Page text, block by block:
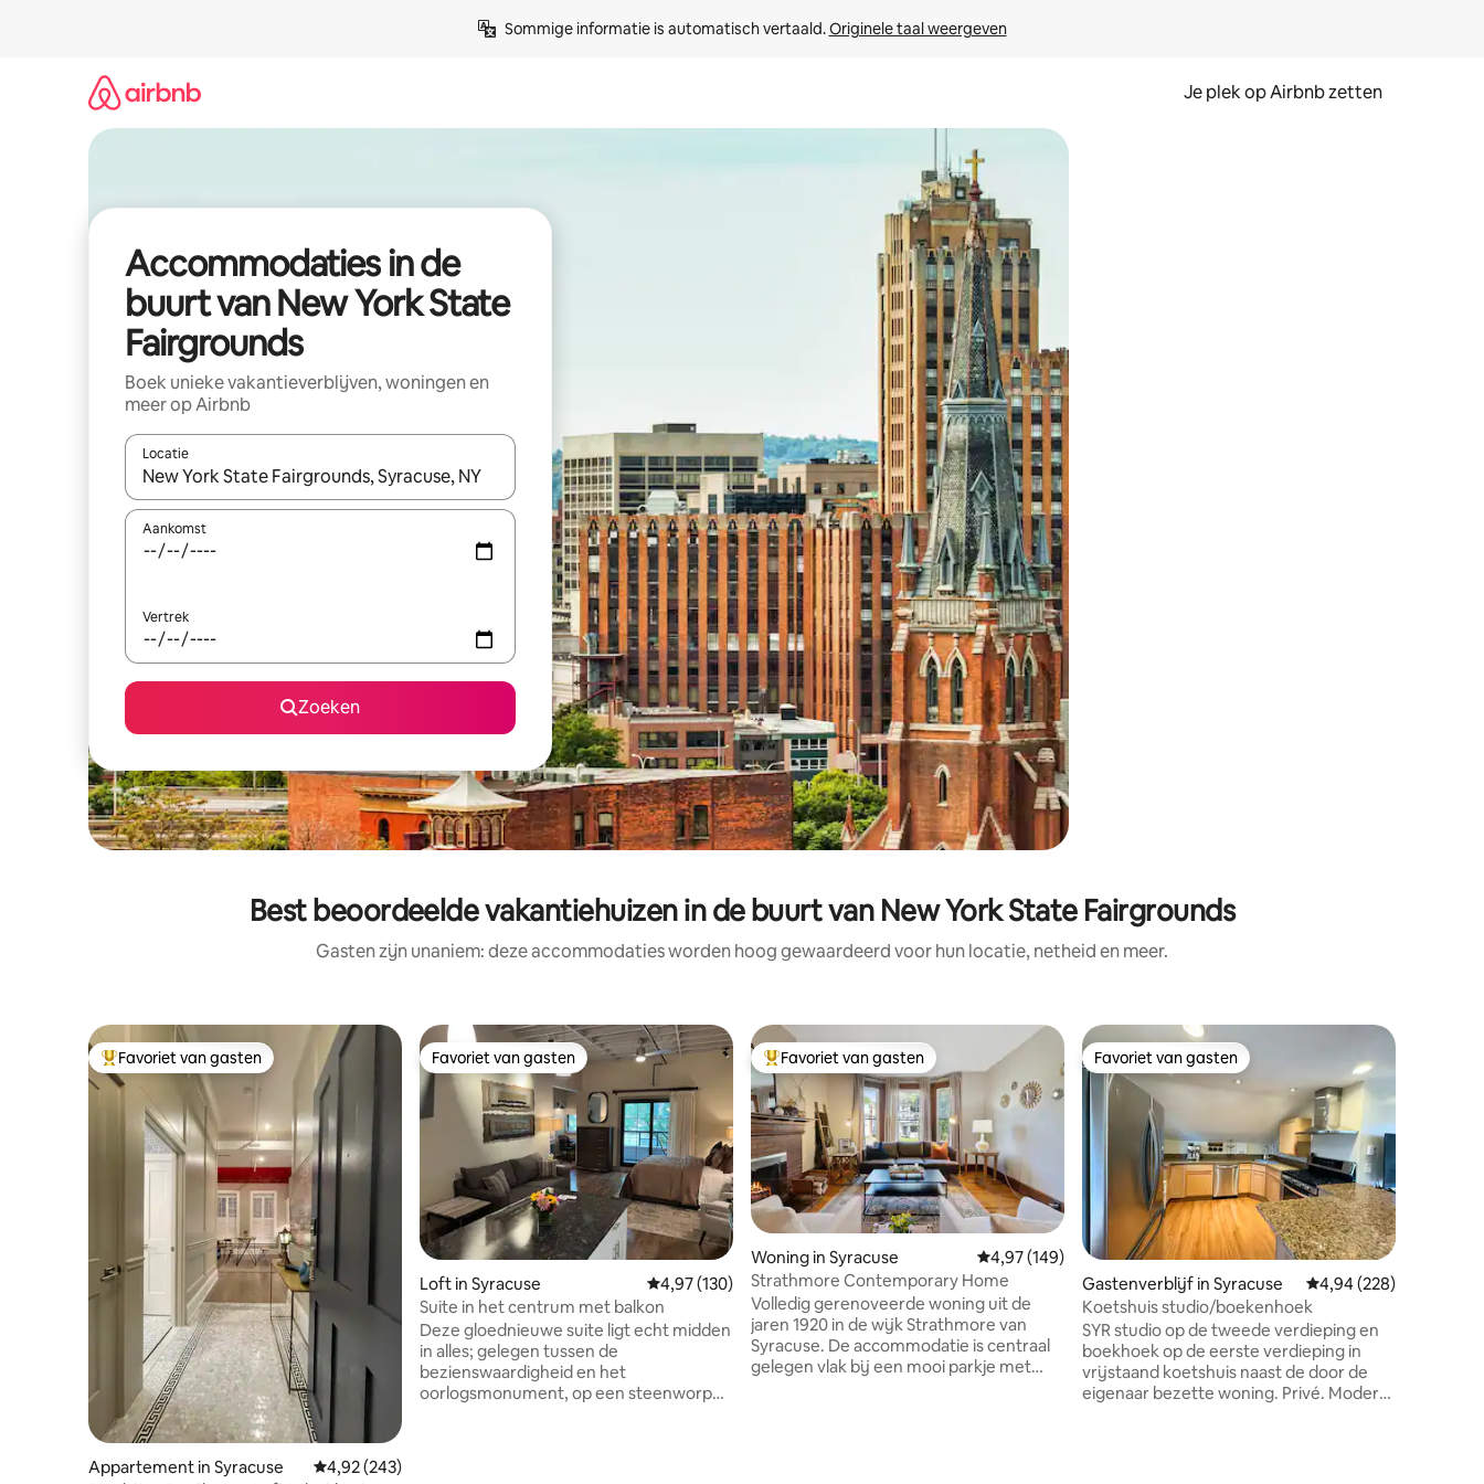
Sommige informatie is automatisch vertaald. Originele taal weergeven
Je plek op Airbnb zetten
Accommodaties in de
buurt van New York State
Fairgrounds
Boek unieke vakantieverblijven, woningen en
meer op Airbnb
Locatie
Wanneer er resultaten beschikbaar zijn, maak je een keuze met je de pijltjestoetsen omhoog en omlaag, óf door te tikken of swipen.
Aankomst
Vertrek
Zoeken
Best beoordeelde vakantiehuizen in de buurt van New York State Fairgrounds
Gasten zijn unaniem: deze accommodaties worden hoog gewaardeerd voor hun locatie, netheid en meer.
Topfavoriet van gasten
Favoriet van gasten
Appartement in Syracuse Gemiddelde beoordeling van 4,92 op 5, 243 recensies
4,92 (243)
Favoriet van gasten
Favoriet van gasten
Loft in Syracuse Gemiddelde beoordeling van 4,97 op 5, 130 recensies
4,97 (130)
Suite in het centrum met balkon
Deze gloednieuwe suite ligt echt midden
in alles; gelegen tussen de
bezienswaardigheid en het
oorlogsmonument, op een steenworp
Topfavoriet van gasten
Favoriet van gasten
Woning in Syracuse Gemiddelde beoordeling van 4,97 op 5, 149 recensies
4,97 (149)
Strathmore Contemporary Home
Volledig gerenoveerde woning uit de
jaren 1920 in de wijk Strathmore van
Syracuse. De accommodatie is centraal
gelegen vlak bij een mooi parkje met
Favoriet van gasten
Favoriet van gasten
Gastenverblijf in Syracuse Gemiddelde
4,94 (228)
Koetshuis studio/boekenhoek
SYR studio op de tweede verdieping en
boekhoek op de eerste verdieping in
vrijstaand koetshuis naast de door de
eigenaar bezette woning. Privé. Modern.